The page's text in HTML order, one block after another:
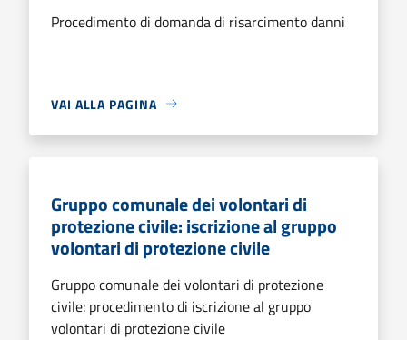
Procedimento di domanda di risarcimento danni
VAI ALLA PAGINA
Gruppo comunale dei volontari di
protezione civile: iscrizione al gruppo
volontari di protezione civile
Gruppo comunale dei volontari di protezione
civile: procedimento di iscrizione al gruppo
volontari di protezione civile